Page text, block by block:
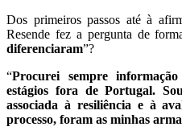
Dos primeiros passos até à
Resende fez a pergunta de
diferenciaram”?
“Procurei sempre
estágios fora de Portugal.
associada à resiliência e à
processo, foram as minhas